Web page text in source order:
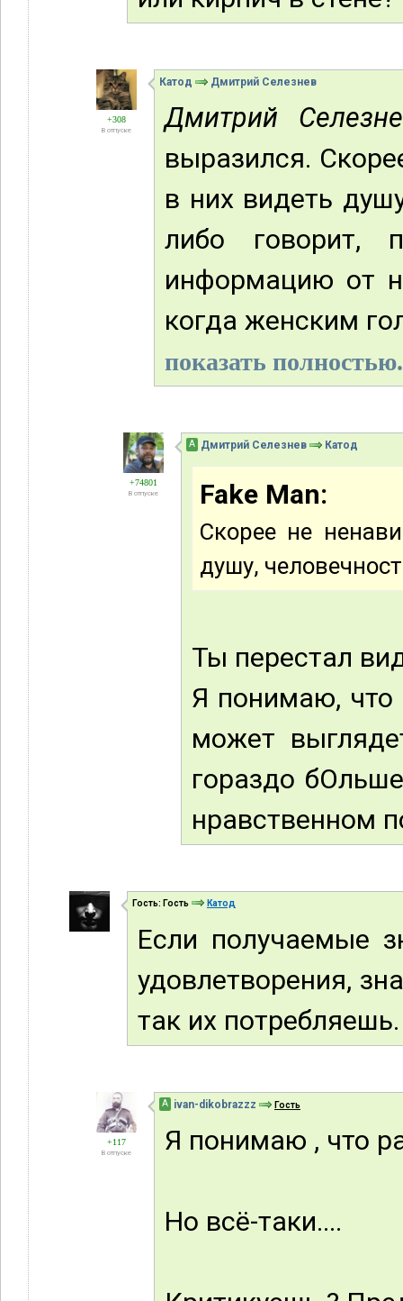
+308
В отпуске
Катод Дмитрий Селезнев
Дмитрий
выразился.
в них видеть
либо говорит,
информацию от
когда женским
показать
+74801
В отпуске
А Дмитрий Селезнев Катод
Fake Man:
Скорее не
душу,
Ты перестал
Я понимаю, что
может
гораздо
нравственном
Гость: Гость Катод
Если получаемые
удовлетворения,
так их потребляешь.
+117
В отпуске
А ivan-dikobrazzz Гость
Я понимаю , что
Но всё-таки....